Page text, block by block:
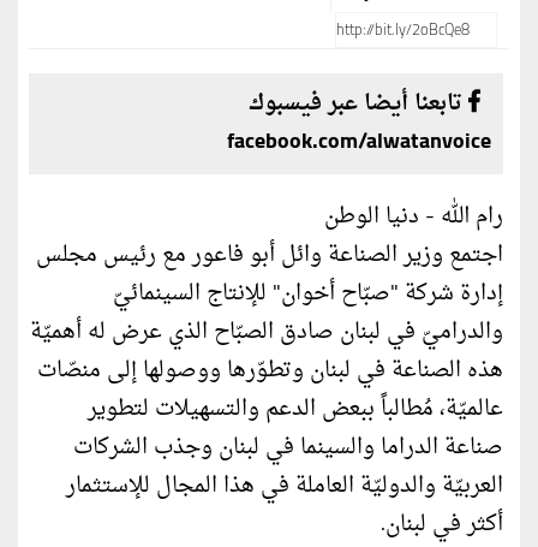
تابعنا أيضا عبر فيسبوك
facebook.com/alwatanvoice
رام الله - دنيا الوطن
اجتمع وزير الصناعة وائل أبو فاعور مع رئيس مجلس
إدارة شركة "صبّاح أخوان" للإنتاج السينمائيّ
والدراميّ في لبنان صادق الصبّاح الذي عرض له أهميّة
هذه الصناعة في لبنان وتطوّرها ووصولها إلى منصّات
عالميّة، مُطالباً ببعض الدعم والتسهيلات لتطوير
صناعة الدراما والسينما في لبنان وجذب الشركات
العربيّة والدوليّة العاملة في هذا المجال للإستثمار
أكثر في لبنان.